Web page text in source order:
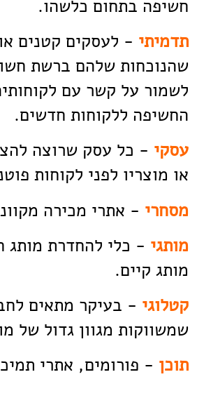
חשיפה בתחום כלשהו.
תדמיתי - לעסקים קטנים
שהנוכחות שלהם ברשת
לשמור על קשר עם
החשיפה ללקוחות חדשים.
עסקי - כל עסק שרוצה
או מוצריו לפני לקוחות
מסחרי - אתרי מכירה
מותגי - כלי להחדרת מותג
מותג קיים.
קטלוגי - בעיקר מתאים
שמשווקות מגוון גדול של
תוכן - פורומים, אתרי